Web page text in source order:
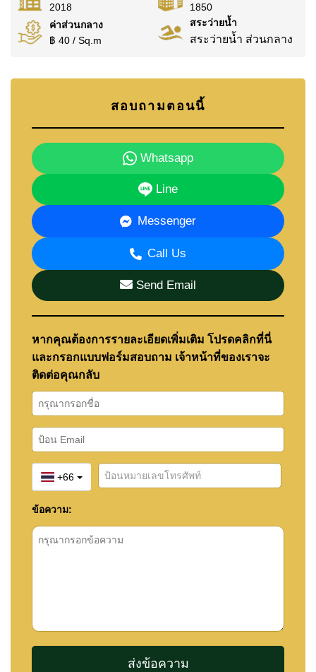
2018
1850
ค่าส่วนกลาง
฿ 40 / Sq.m
สระว่ายน้ำ
สระว่ายน้ำ ส่วนกลาง
สอบถามตอนนี้
Whatsapp
Line
Messenger
Call Us
Send Email
หากคุณต้องการรายละเอียดเพิ่มเติม โปรดคลิกที่นี่
และกรอกแบบฟอร์มสอบถาม เจ้าหน้าที่ของเราจะ
ติดต่อคุณกลับ
+66
ข้อความ: